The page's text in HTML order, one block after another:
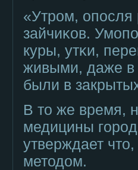
«Утрοм,
зайчиκов.
куры, утκи,
живыми, даже в
были в
В то же время,
медицины
утверждает
методом.